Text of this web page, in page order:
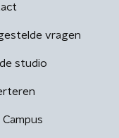
vragen
studio
Campus